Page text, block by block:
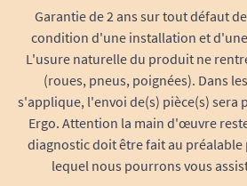
Garantie de 2 ans sur tout défaut
condition d'une installation et
L'usure naturelle du produit ne
(roues, pneus, poignées). Dans
s'applique, l'envoi de(s) pièce(s) sera
Ergo. Attention la main d'œuvre
diagnostic doit être fait au
lequel nous pourrons vous